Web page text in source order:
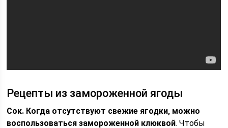
Рецепты из замороженной ягоды
Сок. Когда отсутствуют свежие ягодки, можно
воспользоваться замороженной клюквой. Чтобы